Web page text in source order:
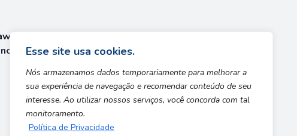
Esse site usa cookies.
Nós armazenamos dados temporariamente para melhorar a
sua experiência de navegação e recomendar conteúdo de seu
interesse. Ao utilizar nossos serviços, você concorda com tal
monitoramento.
Política de Privacidade
já está
Steam